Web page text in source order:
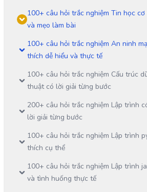
100+ câu hỏi trắc nghiệm Tin học
và mẹo làm bài
100+ câu hỏi trắc nghiệm An ninh
thích dễ hiểu và thực tế
100+ câu hỏi trắc nghiệm Cấu trúc
thuật có lời giải từng bước
200+ câu hỏi trắc nghiệm Lập trình
lời giải từng bước
100+ câu hỏi trắc nghiệm Lập trình
thích cụ thể
100+ câu hỏi trắc nghiệm Lập trình
và tình huống thực tế